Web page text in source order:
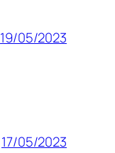
19/05/2023
17/05/2023